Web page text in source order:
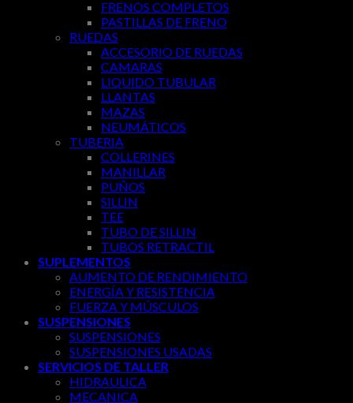
FRENOS COMPLETOS
PASTILLAS DE FRENO
RUEDAS
ACCESORIO DE RUEDAS
CAMARAS
LIQUIDO TUBULAR
LLANTAS
MAZAS
NEUMÁTICOS
TUBERIA
COLLERINES
MANILLAR
PUÑOS
SILLIN
TEE
TUBO DE SILLIN
TUBOS RETRACTIL
SUPLEMENTOS
AUMENTO DE RENDIMIENTO
ENERGÍA Y RESISTENCIA
FUERZA Y MÚSCULOS
SUSPENSIONES
SUSPENSIONES
SUSPENSIONES USADAS
SERVICIOS DE TALLER
HIDRAULICA
MECANICA